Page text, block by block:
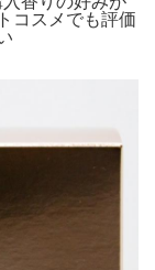
コスメでも評価